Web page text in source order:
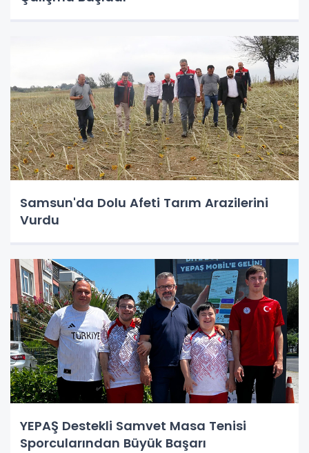
Samsun'da Dolu Afeti Tarım Arazilerini
Vurdu
YEPAŞ Destekli Samvet Masa Tenisi
Sporcularından Büyük Başarı